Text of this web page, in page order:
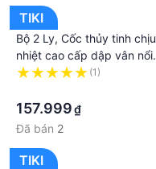
TIKI
Bộ 2 Ly, Cốc thủy tinh chịu
nhiệt cao cấp dập vân nổi
viền vàng - Cao
(1)
157.999₫
Đã bán 2
TIKI